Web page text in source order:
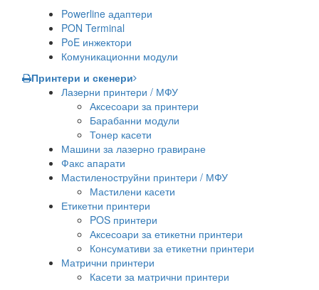
Powerline адаптери
PON Terminal
PoE инжектори
Комуникационни модули
Принтери и скенери
Лазерни принтери / МФУ
Аксесоари за принтери
Барабанни модули
Тонер касети
Машини за лазерно гравиране
Факс апарати
Мастиленоструйни принтери / МФУ
Мастилени касети
Етикетни принтери
POS принтери
Аксесоари за етикетни принтери
Консумативи за етикетни принтери
Матрични принтери
Касети за матрични принтери